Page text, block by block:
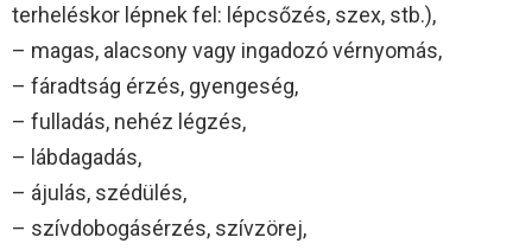
terheléskor lépnek fel: lépcsőzés, szex, stb.),
– magas, alacsony vagy ingadozó vérnyomás,
– fáradtság érzés, gyengeség,
– fulladás, nehéz légzés,
– lábdagadás,
– ájulás, szédülés,
– szívdobogásérzés, szívzörej,